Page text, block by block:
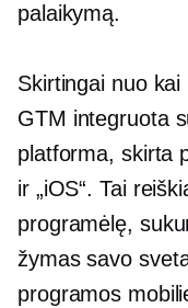
palaikymą.
Skirtingai nuo
GTM integruota
platforma, skirta
ir „iOS“. Tai
programėlę,
žymas savo
programos